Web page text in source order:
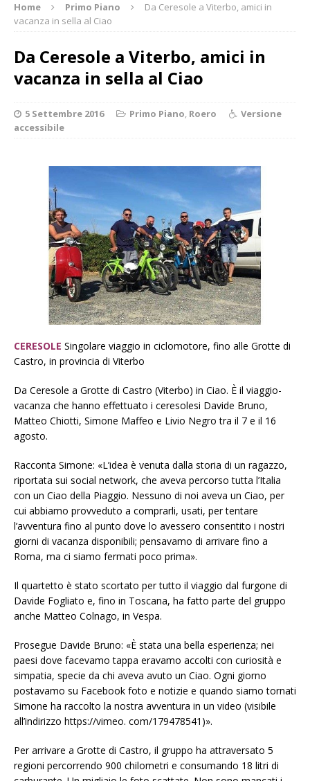
Home Primo Piano
Da Ceresole a Viterbo, amici in
vacanza in sella al Ciao
Da Ceresole a Viterbo, amici in
vacanza in sella al Ciao
5 Settembre 2016 Primo Piano, Roero
Versione
accessibile
CERESOLE Singolare viaggio in ciclomotore, fino alle Grotte di
Castro, in provincia di Viterbo
Da Ceresole a Grotte di Castro (Viterbo) in Ciao. È il viaggio-
vacanza che hanno effettuato i ceresolesi Davide Bruno,
Matteo Chiotti, Simone Maffeo e Livio Negro tra il 7 e il 16
agosto.
Racconta Simone: «L’idea è venuta dalla storia di un ragazzo,
riportata sui social network, che aveva percorso tutta l’Italia
con un Ciao della Piaggio. Nessuno di noi aveva un Ciao, per
cui abbiamo provveduto a comprarli, usati, per tentare
l’avventura fino al punto dove lo avessero consentito i nostri
giorni di vacanza disponibili; pensavamo di arrivare fino a
Roma, ma ci siamo fermati poco prima».
Il quartetto è stato scortato per tutto il viaggio dal furgone di
Davide Fogliato e, fino in Toscana, ha fatto parte del gruppo
anche Matteo Colnago, in Vespa.
Prosegue Davide Bruno: «È stata una bella esperienza; nei
paesi dove facevamo tappa eravamo accolti con curiosità e
simpatia, specie da chi aveva avuto un Ciao. Ogni giorno
postavamo su Facebook foto e notizie e quando siamo tornati
Simone ha raccolto la nostra avventura in un video (visibile
all’indirizzo https://vimeo. com/179478541)».
Per arrivare a Grotte di Castro, il gruppo ha attraversato 5
regioni percorrendo 900 chilometri e consumando 18 litri di